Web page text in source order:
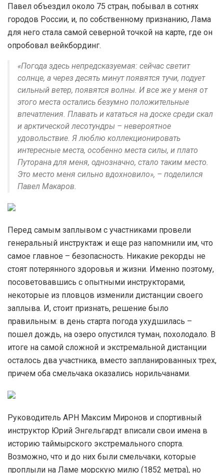
Павел объездил около 75 стран, побывал в сотнях
городов России, и, по собственному признанию, Лама
для него стала самой северной точкой на карте, где он
опробовал вейкбординг.
«Погода здесь непредсказуемая: сейчас светит
солнце, а через десять минут появятся тучи, подует
сильный ветер, появятся волны. И все же у меня от
этого места остались безумно положительные
впечатления. Плавать и кататься на доске среди скал
и арктической лесотундры – невероятное
удовольствие. Я люблю коллекционировать
интересные места, особенно места силы, и плато
Путорана для меня, однозначно, стало таким место.
Это место меня сильно вдохновило», – поделился
Павел Макаров.
Перед самым заплывом с участниками провели
генеральный инструктаж и еще раз напомнили им, что
самое главное – безопасность. Никакие рекорды не
стоят потерянного здоровья и жизни. Именно поэтому,
посоветовавшись с опытными инструкторами,
некоторые из пловцов изменили дистанции своего
заплыва. И, стоит признать, решение было
правильным: в день старта погода ухудшилась –
пошел дождь, на озеро опустился туман, похолодало. В
итоге на самой сложной и экстремальной дистанции
осталось два участника, вместо запланированных трех,
причем оба смельчака оказались норильчанами.
Руководитель АРН Максим Миронов и спортивный
инструктор Юрий Энгельгардт вписали свои имена в
историю таймырского экстремального спорта.
Возможно, что и до них были смельчаки, которые
проплыли на Ламе морскую милю (1852 метра), но